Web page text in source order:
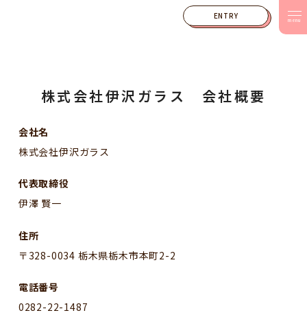
ENTRY menu
株式会社伊沢ガラス 会社概要
会社名
株式会社伊沢ガラス
代表取締役
伊澤 賢一
住所
〒328-0034 栃木県栃木市本町2-2
電話番号
0282-22-1487